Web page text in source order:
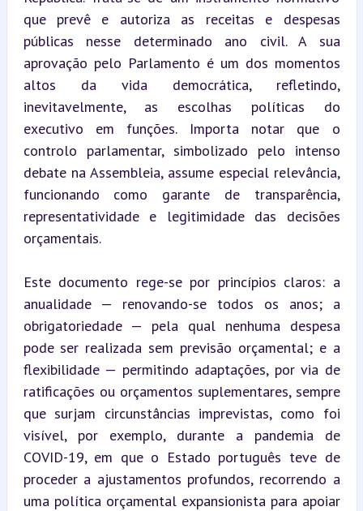
que prevê e autoriza as receitas e despesas
públicas nesse determinado ano civil. A sua
aprovação pelo Parlamento é um dos momentos
altos da vida democrática, refletindo,
inevitavelmente, as escolhas políticas do
executivo em funções. Importa notar que o
controlo parlamentar, simbolizado pelo intenso
debate na Assembleia, assume especial relevância,
funcionando como garante de transparência,
representatividade e legitimidade das decisões
orçamentais.
Este documento rege-se por princípios claros: a
anualidade — renovando-se todos os anos; a
obrigatoriedade — pela qual nenhuma despesa
pode ser realizada sem previsão orçamental; e a
flexibilidade — permitindo adaptações, por via de
ratificações ou orçamentos suplementares, sempre
que surjam circunstâncias imprevistas, como foi
visível, por exemplo, durante a pandemia de
COVID-19, em que o Estado português teve de
proceder a ajustamentos profundos, recorrendo a
uma política orçamental expansionista para apoiar